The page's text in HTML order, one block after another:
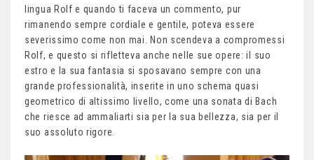
lingua Rolf e quando ti faceva un commento, pur
rimanendo sempre cordiale e gentile, poteva essere
severissimo come non mai. Non scendeva a compromessi
Rolf, e questo si rifletteva anche nelle sue opere: il suo
estro e la sua fantasia si sposavano sempre con una
grande professionalità, inserite in uno schema quasi
geometrico di altissimo livello, come una sonata di Bach
che riesce ad ammaliarti sia per la sua bellezza, sia per il
suo assoluto rigore.